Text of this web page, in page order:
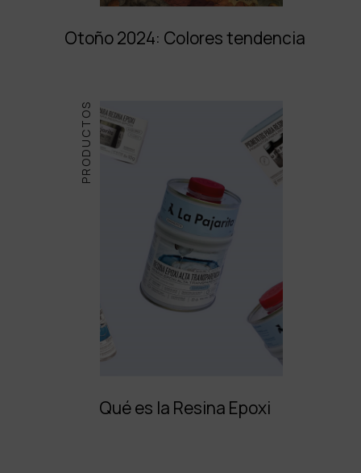
Otoño 2024: Colores tendencia
PRODUCTOS
Qué es la Resina Epoxi